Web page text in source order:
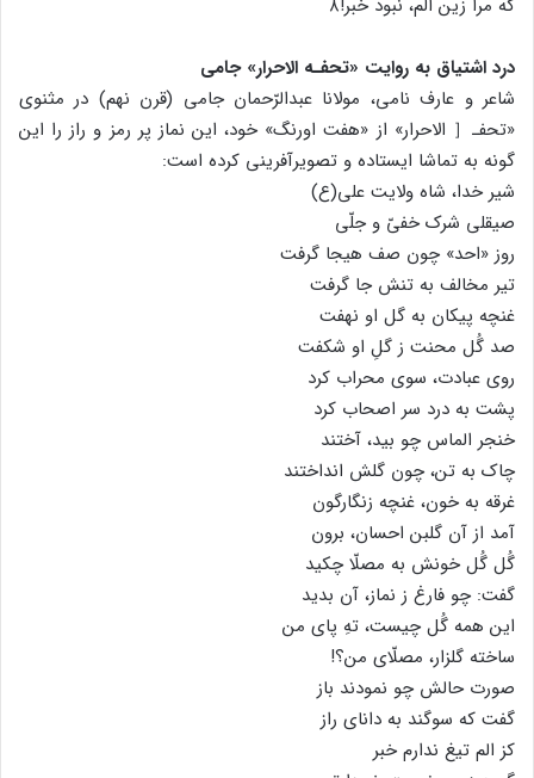
درد اشتیاق به روایت «تحفـه الاحرار» جامی
شاعر و عارف نامی، مولانا عبدالرّحمان جامی (قرن نهم) در مثنوی
«تحفـ［ الاحرار» از «هفت اورنگ» خود، این نماز پر رمز و راز را این
گونه به تماشا ایستاده و تصویرآفرینی کرده است:
شیر خدا، شاه ولایت علی(ع)
صیقلی شرک خفیّ و جلّی
روز «احد» چون صف هیجا گرفت
تیر مخالف به تنش جا گرفت
غنچه پیکان به گل او نهفت
صد گُل محنت ز گلِ او شکفت
روی عبادت، سوی محراب کرد
پشت به درد سر اصحاب کرد
خنجر الماس چو بید، آختند
چاک به تن، چون گلش انداختند
غرقه به خون، غنچه زنگارگون
آمد از آن گلبن احسان، برون
گُل گُل خونش به مصلّا چکید
گفت: چو فارغ ز نماز، آن بدید
این همه گُل چیست، تهِ پای من
ساخته گلزار، مصلّای من؟!
صورت حالش چو نمودند باز
گفت که سوگند به دانای راز
کز الم تیغ ندارم خبر